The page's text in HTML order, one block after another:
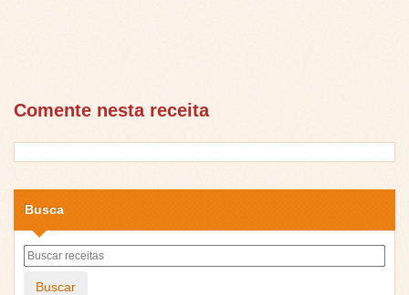
Comente nesta receita
Busca
Buscar